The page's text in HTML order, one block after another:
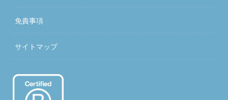
免責事項
サイトマップ